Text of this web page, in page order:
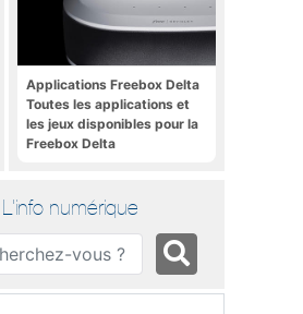
Applications Freebox Delta
Toutes les applications et
les jeux disponibles pour la
Freebox Delta
L'info numérique